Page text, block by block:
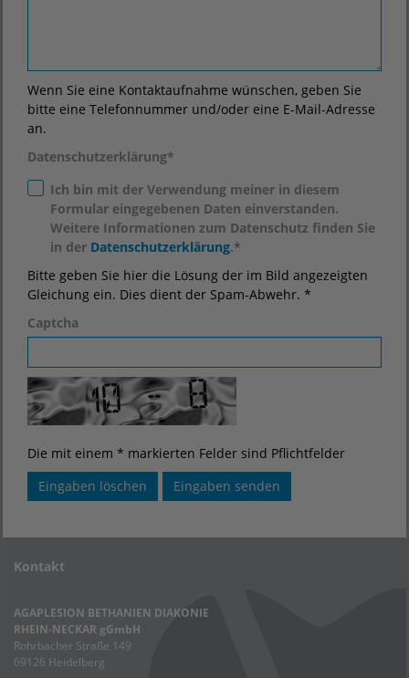
Wenn Sie eine Kontaktaufnahme wünschen, geben Sie
bitte eine Telefonnummer und/oder eine E-Mail-Adresse
an.
Datenschutzerklärung*
Ich bin mit der Verwendung meiner in diesem
Formular eingegebenen Daten einverstanden.
Weitere Informationen zum Datenschutz finden Sie
in der Datenschutzerklärung.*
Bitte geben Sie hier die Lösung der im Bild angezeigten
Gleichung ein. Dies dient der Spam-Abwehr. *
Captcha
Die mit einem * markierten Felder sind Pflichtfelder
Kontakt
AGAPLESION BETHANIEN DIAKONIE
RHEIN-NECKAR gGmbH
Rohrbacher Straße 149
69126 Heidelberg